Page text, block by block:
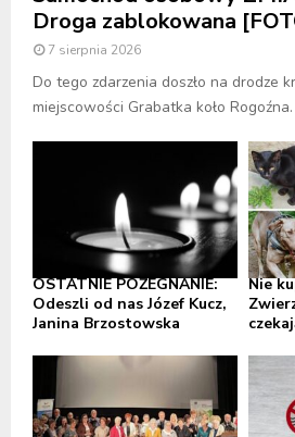
Droga zablokowana
7 sierpnia 2026
Do tego zdarzenia doszło na drodze
miejscowości Grabatka koło Rogoźna.
OSTATNIE POŻEGNANIE:
Odeszli od nas Józef Kucz,
Janina Brzostowska
Nie